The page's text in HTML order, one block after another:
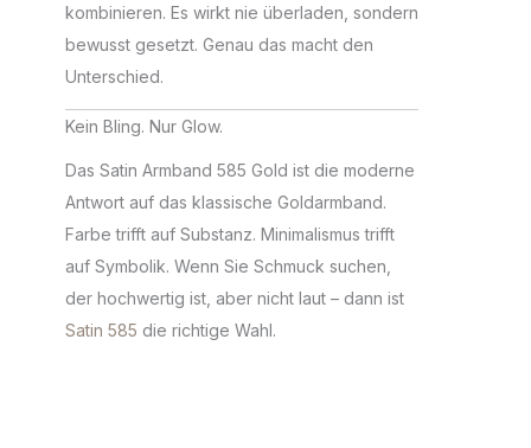
kombinieren. Es wirkt nie überladen, sondern
bewusst gesetzt. Genau das macht den
Unterschied.
Kein Bling. Nur Glow.
Das Satin Armband 585 Gold ist die moderne
Antwort auf das klassische Goldarmband.
Farbe trifft auf Substanz. Minimalismus trifft
auf Symbolik. Wenn Sie Schmuck suchen,
der hochwertig ist, aber nicht laut – dann ist
Satin 585 die richtige Wahl.